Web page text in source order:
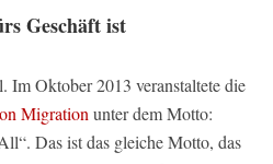
Geschäft ist
Oktober 2013 veranstaltete die
Migration unter dem Motto:
Das ist das gleiche Motto, das